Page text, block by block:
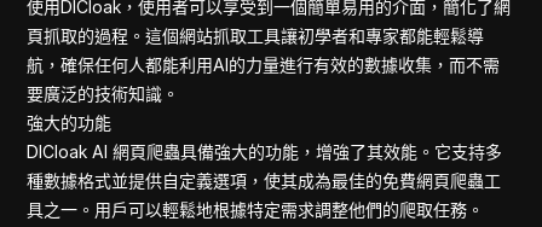
使用DICloak，使用者可以享受到一個簡單易用的介面，簡化了網
頁抓取的過程。這個網站抓取工具讓初學者和專家都能輕鬆導
航，確保任何人都能利用AI的力量進行有效的數據收集，而不需
要廣泛的技術知識。
強大的功能
DICloak AI 網頁爬蟲具備強大的功能，增強了其效能。它支持多
種數據格式並提供自定義選項，使其成為最佳的免費網頁爬蟲工
具之一。用戶可以輕鬆地根據特定需求調整他們的爬取任務。